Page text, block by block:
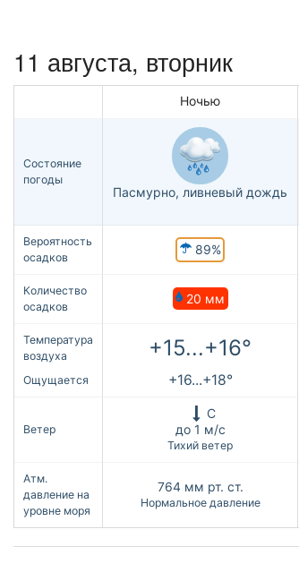
11 августа, вторник
Ночью
Состояние
погоды
Пасмурно, ливневый дождь
Вероятность
осадков
89%
Количество
осадков
20 мм
Температура
воздуха
+15...+16°
Ощущается +16...+18°
Ветер
С
до 1 м/с
Тихий ветер
Атм.
давление на
уровне моря
764 мм рт. ст.
Нормальное давление